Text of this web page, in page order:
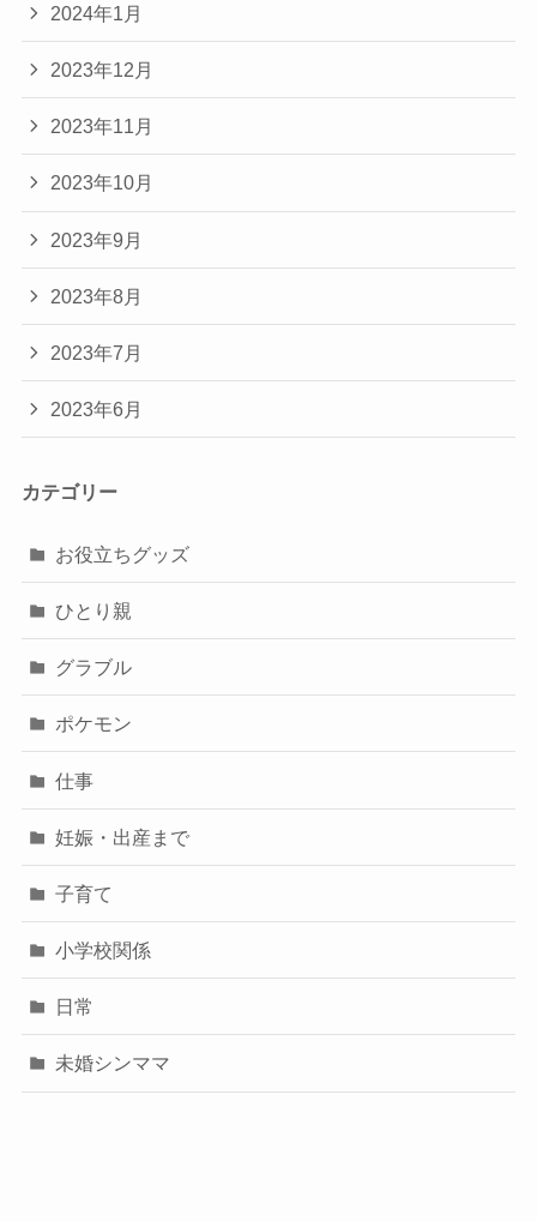
2024年1月
2023年12月
2023年11月
2023年10月
2023年9月
2023年8月
2023年7月
2023年6月
カテゴリー
お役立ちグッズ
ひとり親
グラブル
ポケモン
仕事
妊娠・出産まで
子育て
小学校関係
日常
未婚シンママ